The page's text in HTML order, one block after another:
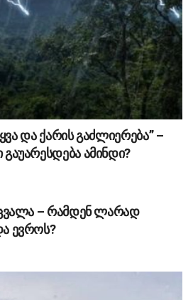
და ქა­რის გაძ­ლი­ე­რე­ბა” –
ამინდი?
– რამდენ ლარად
ევროს?